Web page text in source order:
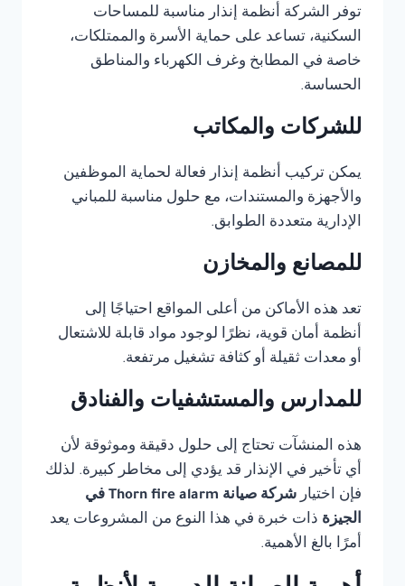
توفر الشركة أنظمة إنذار مناسبة للمساحات
السكنية، تساعد على حماية الأسرة والممتلكات،
خاصة في المطابخ وغرف الكهرباء والمناطق
الحساسة.
للشركات والمكاتب
يمكن تركيب أنظمة إنذار فعالة لحماية الموظفين
والأجهزة والمستندات، مع حلول مناسبة للمباني
الإدارية متعددة الطوابق.
للمصانع والمخازن
تعد هذه الأماكن من أعلى المواقع احتياجًا إلى
أنظمة أمان قوية، نظرًا لوجود مواد قابلة للاشتعال
أو معدات ثقيلة أو كثافة تشغيل مرتفعة.
للمدارس والمستشفيات والفنادق
هذه المنشآت تحتاج إلى حلول دقيقة وموثوقة لأن
أي تأخير في الإنذار قد يؤدي إلى مخاطر كبيرة. لذلك
فإن اختيار
شركة صيانة Thorn fire alarm في
الجيزة ذات خبرة في هذا النوع من المشروعات يعد
أمرًا بالغ الأهمية.